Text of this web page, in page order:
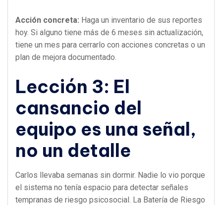
Acción concreta: Haga un inventario de sus reportes
hoy. Si alguno tiene más de 6 meses sin actualización,
tiene un mes para cerrarlo con acciones concretas o un
plan de mejora documentado.
Lección 3: El
cansancio del
equipo es una señal,
no un detalle
Carlos llevaba semanas sin dormir. Nadie lo vio porque
el sistema no tenía espacio para detectar señales
tempranas de riesgo psicosocial. La Batería de Riesgo